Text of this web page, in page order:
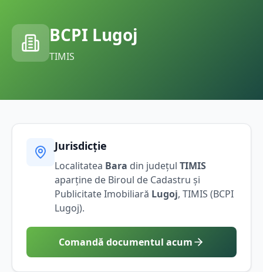
BCPI Lugoj
TIMIS
Jurisdicție
Localitatea Bara din județul TIMIS
aparține de Biroul de Cadastru și
Publicitate Imobiliară Lugoj, TIMIS (BCPI
Lugoj).
Comandă documentul acum